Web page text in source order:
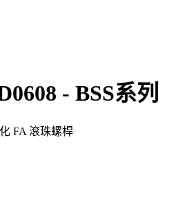
- BSS系列
FA 滾珠螺桿